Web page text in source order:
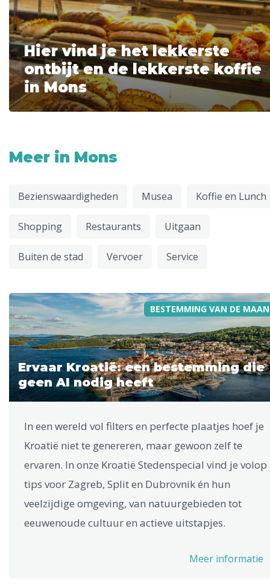
Hier vind je het lekkerste
ontbijt en de lekkerste koffie
in Mons
Meer in Mons
Bezienswaardigheden Musea Koffie en Lunch
Shopping Restaurants Uitgaan
Buiten de stad Vervoer Service
BESTEMMING VAN DE
Ervaar Kroatië: een bestemming die
geen AI nodig heeft
In een wereld vol filters en perfecte plaatjes hoef je
Kroatië niet te genereren, maar gewoon zelf te
ervaren. In onze Kroatië Stedenspecial vind je volop
tips voor Zagreb, Split en Dubrovnik én hun
veelzijdige omgeving, van natuurgebieden tot
eeuwenoude cultuur en actieve uitstapjes.
Meer informatie